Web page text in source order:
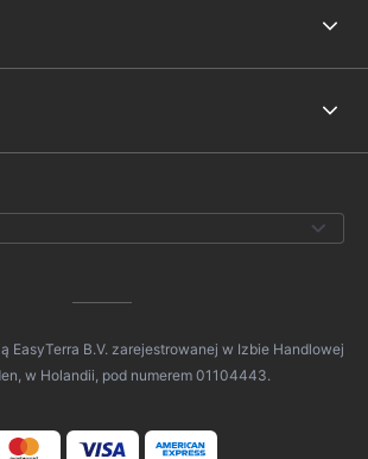
EasyTerra B.V. zarejestrowanej w Izbie Handlowej
w Holandii, pod numerem 01104443.